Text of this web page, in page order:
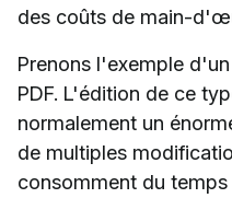
des coûts de main-
Prenons l'exemple
PDF. L'édition de ce
normalement un
de multiples
consomment du temps